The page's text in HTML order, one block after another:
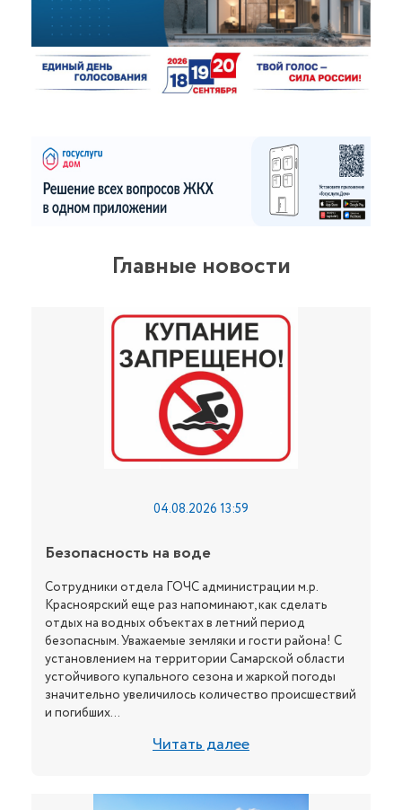
Главные новости
04.08.2026 13:59
Безопасность на воде
Сотрудники отдела ГОЧС администрации м.р.
Красноярский еще раз напоминают, как сделать
отдых на водных объектах в летний период
безопасным. Уважаемые земляки и гости района! С
установлением на территории Самарской области
устойчивого купального сезона и жаркой погоды
значительно увеличилось количество происшествий
и погибших...
Читать далее